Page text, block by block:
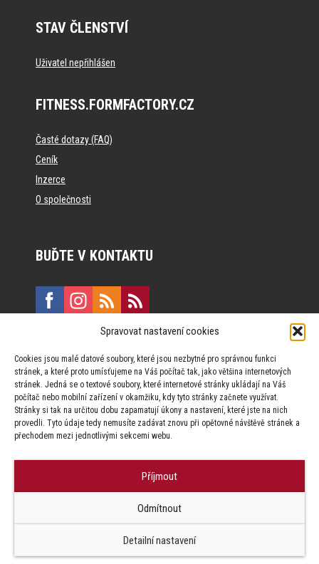
Spravovat nastavení cookies
Cookies jsou malé datové soubory, které jsou nezbytné pro správnou funkci
stránek, a které proto umísťujeme na Váš počítač tak, jako většina internetových
stránek. Jedná se o textové soubory, které internetové stránky ukládají na Váš
počítač nebo mobilní zařízení v okamžiku, kdy tyto stránky začnete využívat.
Stránky si tak na určitou dobu zapamatují úkony a nastavení, které jste na nich
provedli. Tyto údaje tedy nemusíte zadávat znovu při opětovné návštěvě stránek a
přechodem mezi jednotlivými sekcemi webu.
Příjmout
Odmítnout
Detailní nastavení
STAV ČLENSTVÍ
Uživatel nepřihlášen
FITNESS.FORMFACTORY.CZ
Časté dotazy (FAQ)
Ceník
Inzerce
O společnosti
BUĎTE V KONTAKTU
Vinohradská 190, 130 00 Praha 3
Za publikovaný obsah odpovídají jednotliví autoři.
Factory s.r.o. zapovězeno.